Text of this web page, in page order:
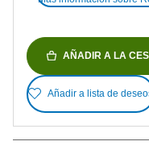
AÑADIR A LA
Añadir a lista de